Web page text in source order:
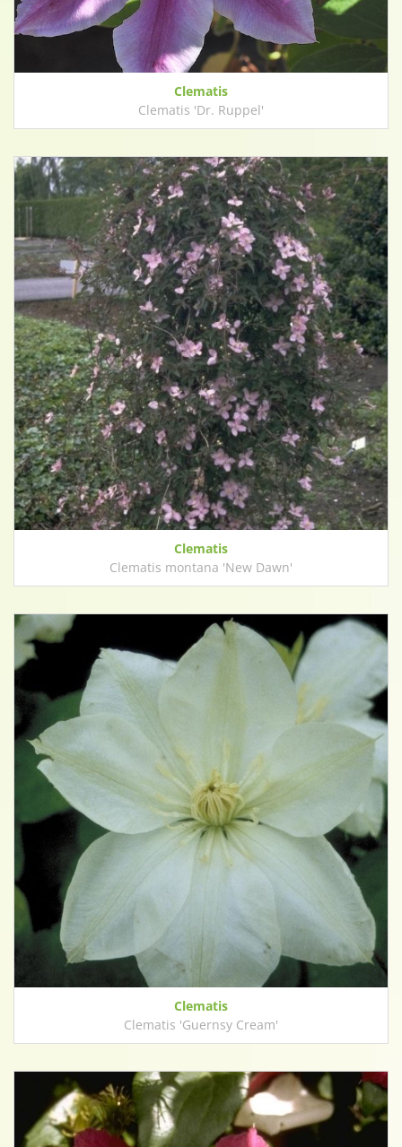
Clematis
Clematis 'Dr. Ruppel'
Clematis
Clematis montana 'New Dawn'
Clematis
Clematis 'Guernsy Cream'